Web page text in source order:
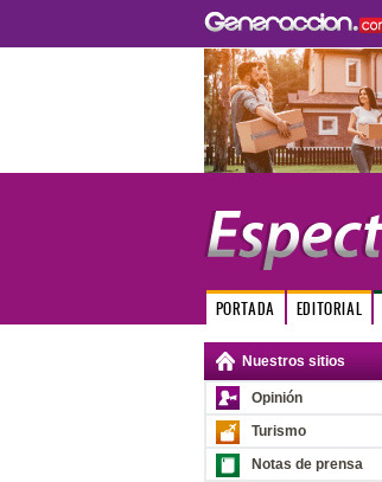
PORTADA EDITORIAL
Nuestros sitios
Opinión
Turismo
Notas de prensa